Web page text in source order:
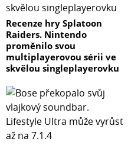
Recenze hry Splatoon
Raiders. Nintendo
proměnilo svou
multiplayerovou sérii ve
skvělou singleplayerovku